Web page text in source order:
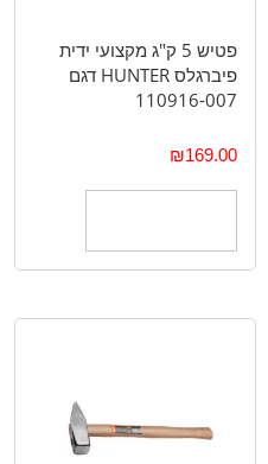
פטיש 5 ק"ג מקצועי ידית
פיברגלס HUNTER דגם
110916-007
₪169.00